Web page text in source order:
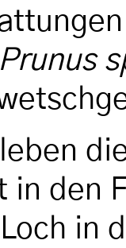
Prunus
in den
in